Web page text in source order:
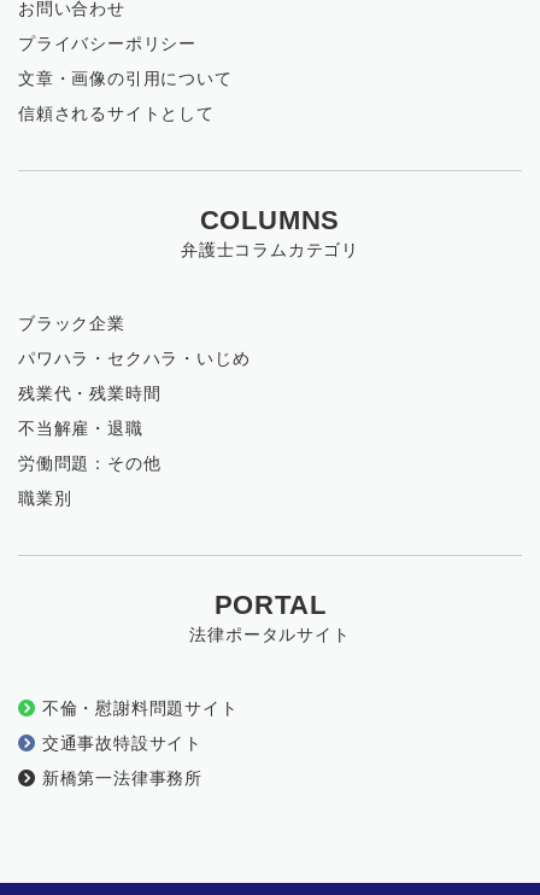
お問い合わせ
プライバシーポリシー
文章・画像の引用について
信頼されるサイトとして
COLUMNS
弁護士コラムカテゴリ
ブラック企業
パワハラ・セクハラ・いじめ
残業代・残業時間
不当解雇・退職
労働問題：その他
職業別
PORTAL
法律ポータルサイト
不倫・慰謝料問題サイト
交通事故特設サイト
新橋第一法律事務所